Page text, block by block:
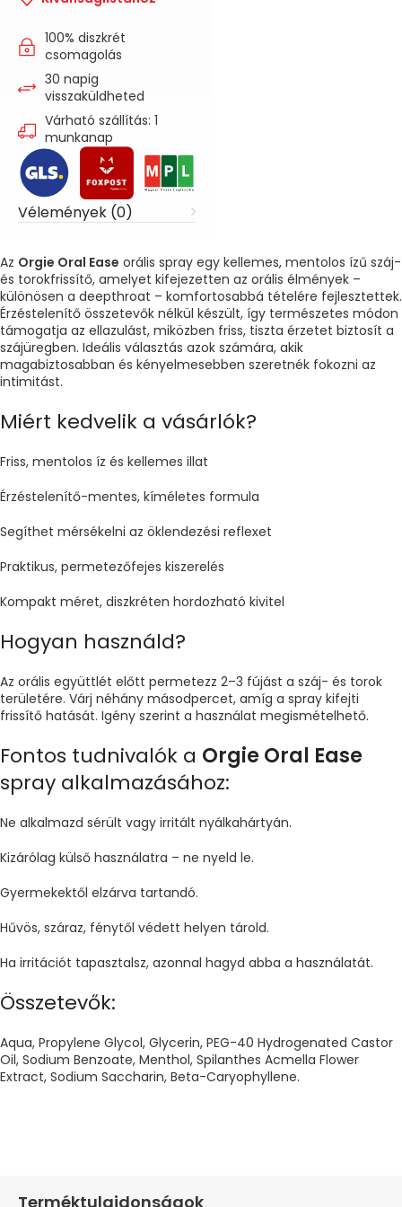
100% diszkrét
csomagolás
30 napig
visszaküldheted
Várható szállítás: 1
munkanap
Vélemények (0)
Az Orgie Oral Ease orális spray egy kellemes, mentolos ízű száj-
és torokfrissítő, amelyet kifejezetten az orális élmények –
különösen a deepthroat – komfortosabbá tételére fejlesztettek.
Érzéstelenítő összetevők nélkül készült, így természetes módon
támogatja az ellazulást, miközben friss, tiszta érzetet biztosít a
szájüregben. Ideális választás azok számára, akik
magabiztosabban és kényelmesebben szeretnék fokozni az
intimitást.
Miért kedvelik a vásárlók?
Friss, mentolos íz és kellemes illat
Érzéstelenítő-mentes, kíméletes formula
Segíthet mérsékelni az öklendezési reflexet
Praktikus, permetezőfejes kiszerelés
Kompakt méret, diszkréten hordozható kivitel
Hogyan használd?
Az orális együttlét előtt permetezz 2–3 fújást a száj- és torok
területére. Várj néhány másodpercet, amíg a spray kifejti
frissítő hatását. Igény szerint a használat megismételhető.
Fontos tudnivalók a Orgie Oral Ease
spray alkalmazásához:
Ne alkalmazd sérült vagy irritált nyálkahártyán.
Kizárólag külső használatra – ne nyeld le.
Gyermekektől elzárva tartandó.
Hűvös, száraz, fénytől védett helyen tárold.
Ha irritációt tapasztalsz, azonnal hagyd abba a használatát.
Összetevők:
Aqua, Propylene Glycol, Glycerin, PEG-40 Hydrogenated Castor
Oil, Sodium Benzoate, Menthol, Spilanthes Acmella Flower
Extract, Sodium Saccharin, Beta-Caryophyllene.
Terméktulajdonságok